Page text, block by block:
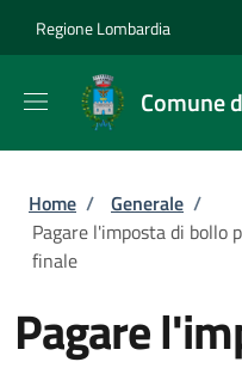
Regione Lombardia
Comune
Briciole di
Home / Generale /
Pagare l'imposta di bollo
finale
Pagare